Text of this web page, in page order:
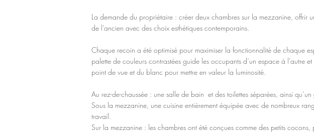
La demande du propriétaire : créer deux chambres sur la mezzanine,
de l’ancien avec des choix esthétiques contemporains.
Chaque recoin a été optimisé pour maximiser la fonctionnalité de chaque
palette de couleurs contrastées guide les occupants d’un espace à l’autre
point de vue et du blanc pour mettre en valeur la luminosité.
Au rez-de-chaussée : une salle de bain et des toilettes séparées, ainsi
Sous la mezzanine, une cuisine entièrement équipée avec de nombreux
travail.
Sur la mezzanine : les chambres ont été conçues comme des petits